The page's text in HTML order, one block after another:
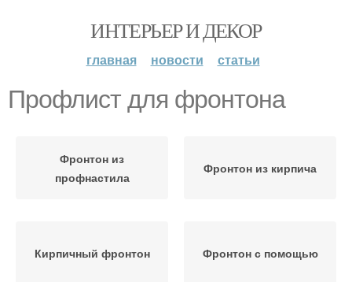
ИНТЕРЬЕР И ДЕКОР
главная новости статьи
Профлист для фронтона
Фронтон из
профнастила
Фронтон из кирпича
Кирпичный фронтон Фронтон с помощью